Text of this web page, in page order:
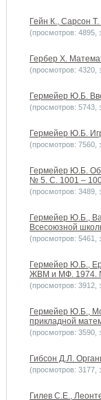
Гейн К., Сарсон
(просмотров: 4895,
Гербер Х.
(просмотров: 4320,
Гермейер Ю.Б.
(просмотров: 5743,
Гермейер Ю.Б.
(просмотров: 7560,
Гермейер Ю.Б. Об
№ 5. С. 1001 –
(просмотров: 3489,
Гермейер Ю.Б.,
Всесоюзной
(просмотров: 5461,
Гермейер Ю.Б.,
ЖВМ и МФ. 1974.
(просмотров: 3912,
Гермейер Ю.Б.,
прикладной
(просмотров: 3590,
Гибсон Д.Л.
(просмотров: 3177,
Гилев С.Е.,